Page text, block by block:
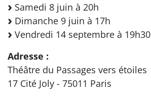
Samedi 8 juin à 20h
Dimanche 9 juin à 17h
Vendredi 14 septembre à 19h30
Adresse :
Théâtre du Passages vers étoiles
17 Cité Joly - 75011 Paris